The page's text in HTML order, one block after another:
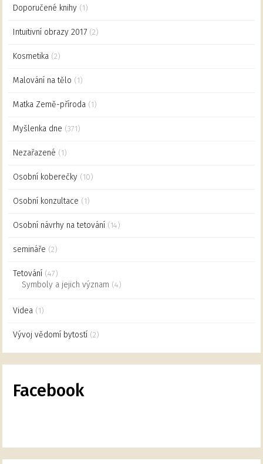
Doporučené knihy (1)
Intuitivní obrazy 2017 (2)
Kosmetika (2)
Malování na tělo (1)
Matka Země-příroda (1)
Myšlenka dne (371)
Nezařazené (1)
Osobní koberečky (10)
Osobní konzultace (1)
Osobní návrhy na tetování (14)
semináře (2)
Tetování (47)
Symboly a jejich význam (4)
Videa (1)
Vývoj vědomí bytostí (2)
Facebook